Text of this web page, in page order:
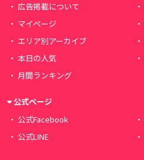
広告掲載について
マイページ
エリア別アーカイブ
本日の人気
月間ランキング
公式ページ
公式Facebook
公式LINE